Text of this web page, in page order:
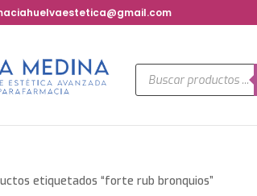
Búsqueda
de
productos
etiquetados “forte rub bronquios”